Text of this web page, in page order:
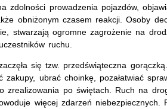
zdolności prowadzenia pojazdów,
obniżonym czasem reakcji. Osoby
stwarzają ogromne zagrożenie na
ruchu.
się tzw. przedświąteczna
zakupy, ubrać choinkę, pozałatwiać
zrealizowania po świętach. Ruch na
więcej zdarzeń niebezpiecznych.